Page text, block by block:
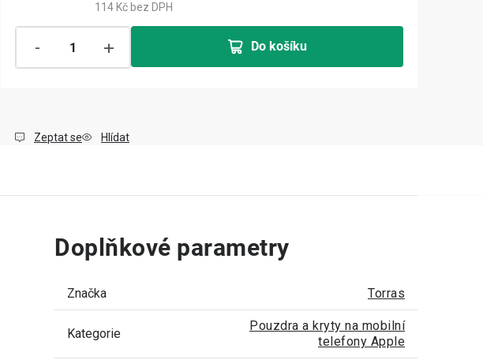
114 Kč bez DPH
Do košíku
Zeptat se Hlídat
Doplňkové parametry
Značka Torras
Kategorie
Pouzdra a kryty na mobilní
telefony Apple